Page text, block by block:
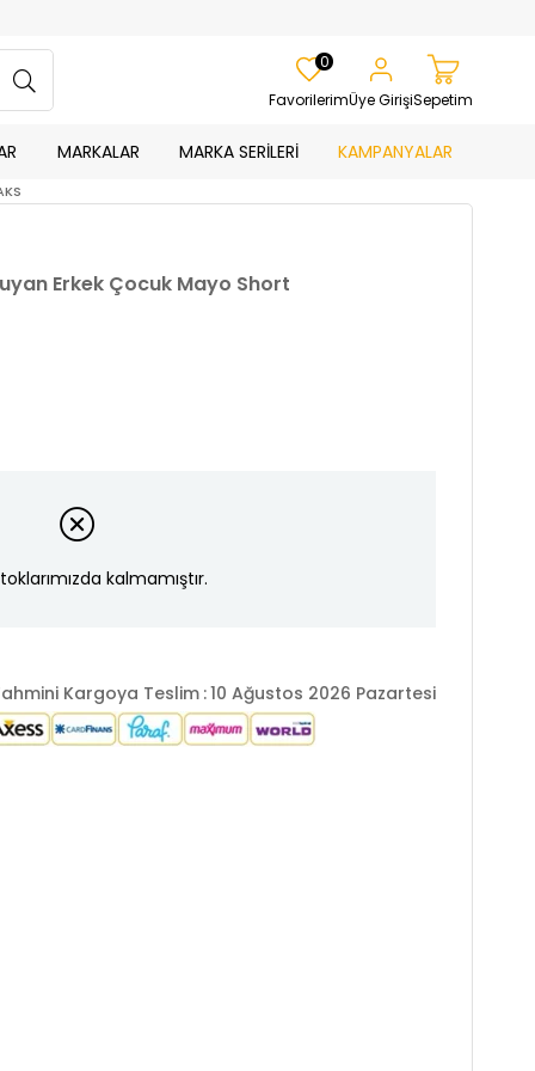
Favorilerim
0
Üye GirişiSepetim
MARKALAR MARKA SERİLERİ KAMPANYALAR
Erkek Çocuk Mayo Short
kalmamıştır.
Kargoya Teslim :10 Ağustos 2026 Pazartesi